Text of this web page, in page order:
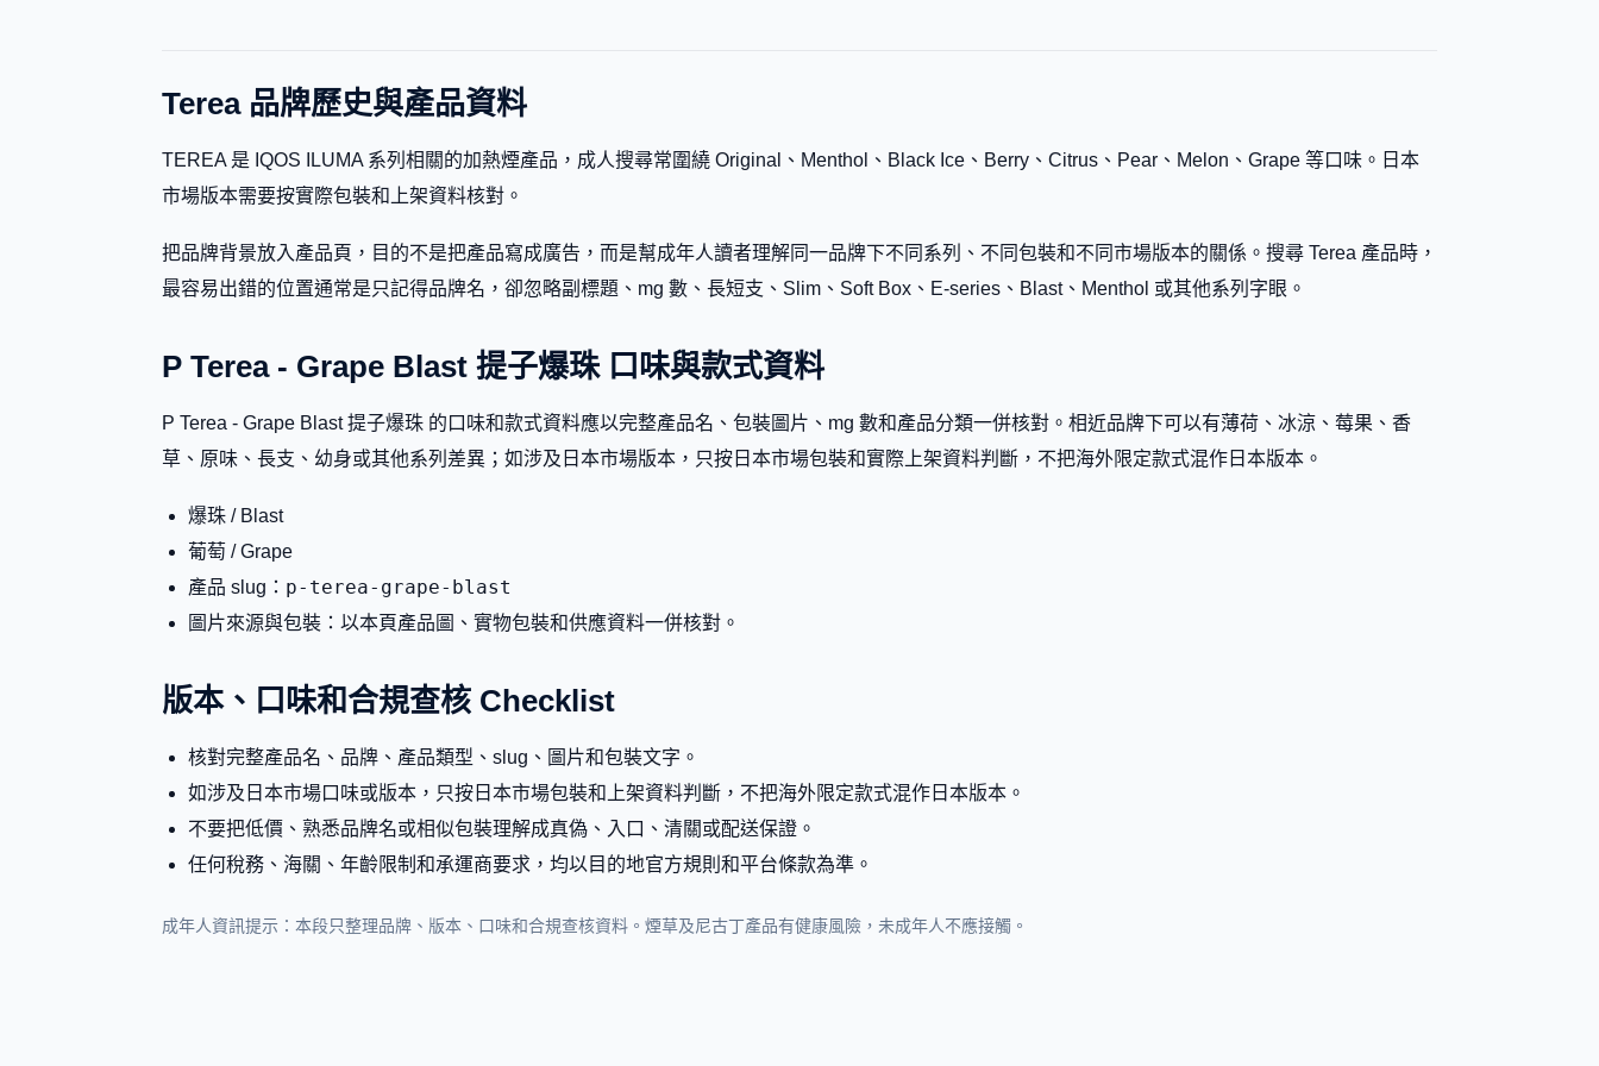
Terea 品牌歷史與產品資料
TEREA 是 IQOS ILUMA 系列相關的加熱煙產品，成人搜尋常圍繞 Original、Menthol、Black Ice、Berry、Citrus、Pear、Melon、Grape 等口味。日本
市場版本需要按實際包裝和上架資料核對。
把品牌背景放入產品頁，目的不是把產品寫成廣告，而是幫成年人讀者理解同一品牌下不同系列、不同包裝和不同市場版本的關係。搜尋 Terea 產品時，
最容易出錯的位置通常是只記得品牌名，卻忽略副標題、mg 數、長短支、Slim、Soft Box、E-series、Blast、Menthol 或其他系列字眼。
P Terea - Grape Blast 提子爆珠 口味與款式資料
P Terea - Grape Blast 提子爆珠 的口味和款式資料應以完整產品名、包裝圖片、mg 數和產品分類一併核對。相近品牌下可以有薄荷、冰涼、莓果、香
草、原味、長支、幼身或其他系列差異；如涉及日本市場版本，只按日本市場包裝和實際上架資料判斷，不把海外限定款式混作日本版本。
爆珠 / Blast
葡萄 / Grape
產品 slug： p-terea-grape-blast
圖片來源與包裝：以本頁產品圖、實物包裝和供應資料一併核對。
版本、口味和合規查核 Checklist
核對完整產品名、品牌、產品類型、slug、圖片和包裝文字。
如涉及日本市場口味或版本，只按日本市場包裝和上架資料判斷，不把海外限定款式混作日本版本。
不要把低價、熟悉品牌名或相似包裝理解成真偽、入口、清關或配送保證。
任何稅務、海關、年齡限制和承運商要求，均以目的地官方規則和平台條款為準。
成年人資訊提示：本段只整理品牌、版本、口味和合規查核資料。煙草及尼古丁產品有健康風險，未成年人不應接觸。